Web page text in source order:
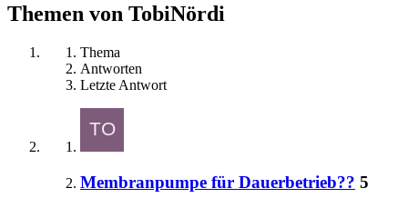
Themen von TobiNördi
Thema
Antworten
Letzte Antwort
Membranpumpe für Dauerbetrieb?? 5